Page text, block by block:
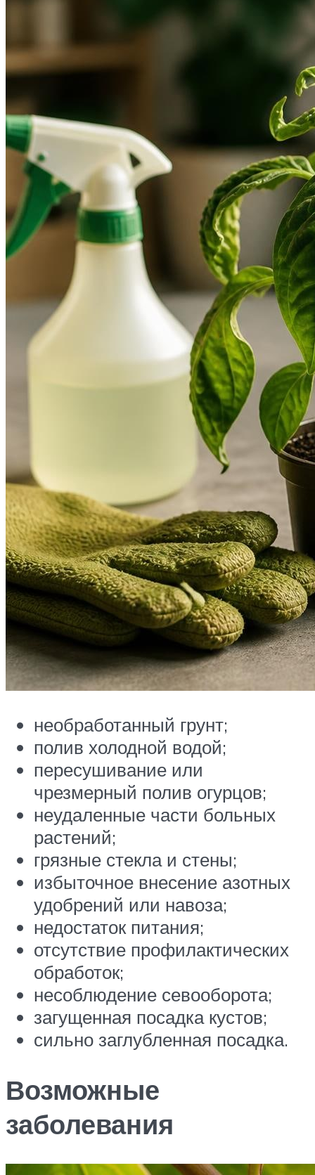
необработанный грунт;
полив холодной водой;
пересушивание или
чрезмерный полив огурцов;
неудаленные части больных
растений;
грязные стекла и стены;
избыточное внесение азотных
удобрений или навоза;
недостаток питания;
отсутствие профилактических
обработок;
несоблюдение севооборота;
загущенная посадка кустов;
сильно заглубленная посадка.
Возможные
заболевания